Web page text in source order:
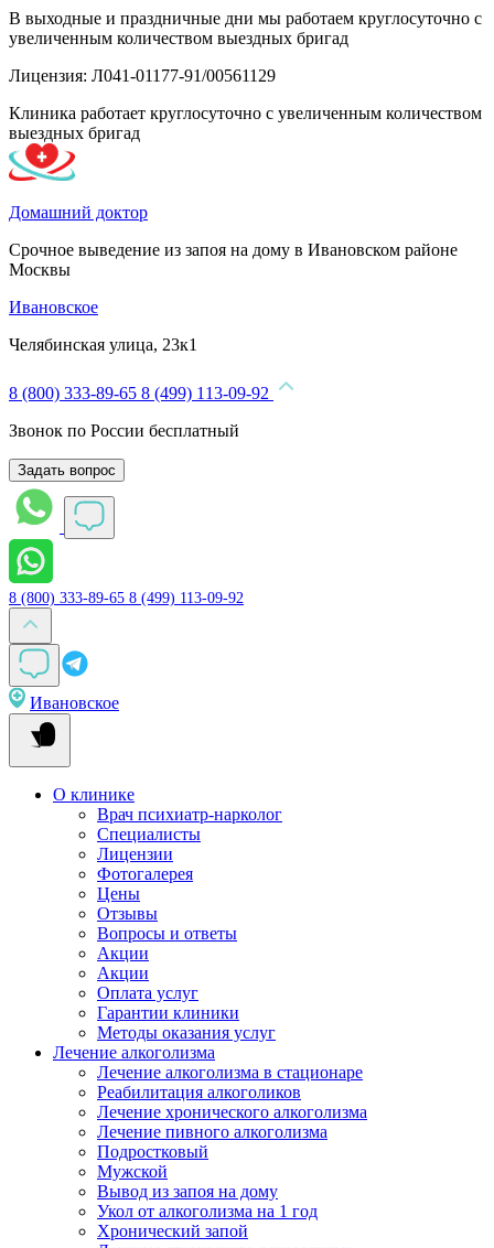
В выходные и праздничные дни мы работаем круглосуточно с
увеличенным количеством выездных бригад
Лицензия: Л041-01177-91/00561129
Клиника работает круглосуточно с увеличенным количеством
выездных бригад
Домашний доктор
Срочное выведение из запоя на дому в Ивановском районе
Москвы
Ивановское
Челябинская улица, 23к1
8 (800) 333-89-65 8 (499) 113-09-92
Звонок по России бесплатный
Задать вопрос
8 (800) 333-89-65 8 (499) 113-09-92
Ивановское
О клинике
Врач психиатр-нарколог
Специалисты
Лицензии
Фотогалерея
Цены
Отзывы
Вопросы и ответы
Акции
Акции
Оплата услуг
Гарантии клиники
Методы оказания услуг
Лечение алкоголизма
Лечение алкоголизма в стационаре
Реабилитация алкоголиков
Лечение хронического алкоголизма
Лечение пивного алкоголизма
Подростковый
Мужской
Вывод из запоя на дому
Укол от алкоголизма на 1 год
Хронический запой